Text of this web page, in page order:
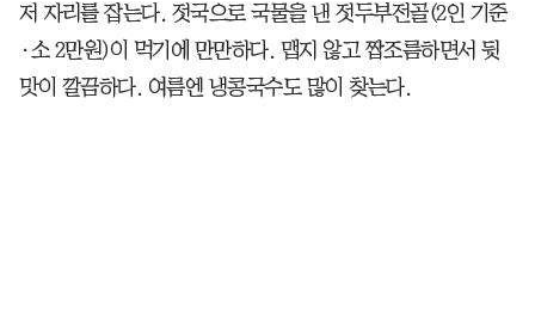
저 자리를 잡는다. 젓국으로 국물을 낸 젓두부전골(2인 기준
·소 2만원)이 먹기에 만만하다. 맵지 않고 짭조름하면서 뒷
맛이 깔끔하다. 여름엔 냉콩국수도 많이 찾는다.